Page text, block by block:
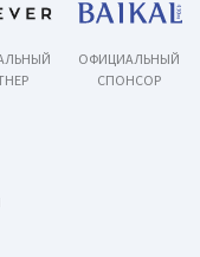
ОФИЦИАЛЬНЫЙ
СПОНСОР